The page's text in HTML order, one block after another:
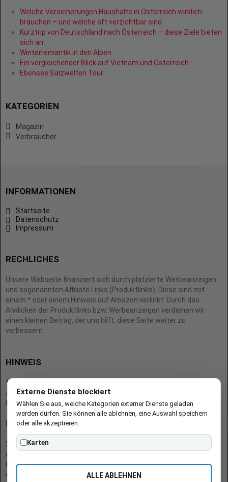
Welche Versicherungen Haushalte in Österreich wirklich
brauchen – und welche oft verzichtbar sind
Kurztrip von Deutschland nach Österreich – diese Ziele bieten
sich an
Winterromantik in den Alpen
Ein vergleichender Blick auf Vietnam und Österreich
Ebensee Salzwelten Tour
KATEGORIEN
Magazin
Verbraucher
INFORMATIONEN
Startseite
Datenschutz
Impressum
RECHLICHES
Unsere Webseite finanziert sich durch platzierte Werbeanzeigen
und sogenannten Affiliate Links (Produktlinks). Diese sind mit
einem * oder einem Hinweis auf Amazon verlinkt. Durch das
Anklicken der Produktlinks bzw. Werbeanzeigen verdienen wir
einen kleinen Betrag, der uns hilft, diese Seite weiter zu
verbessern.
HINWEIS
* = Afilliate-Link (=Werbung)
Als Amazon-Partner verdient der Seitenbetreiber an qualifizierten
Käufen.
Hinweis zu Preisen und Verfügbarkeiten
Sofern Produktpreise und Verfügbarkeiten angezeigt werden,
entsprechen diese dem angegebenen Stand (Datum/Uhrzeit) und
können sich auf der verlinkten Seite jederzeit ändern. Für den Kauf
eines Produkts gelten die Angaben zu Preis und Verfügbarkeit, die
Externe Dienste blockiert
Wählen Sie aus, welche Kategorien externer Dienste geladen
werden dürfen. Sie können alle ablehnen, eine Auswahl speichern
oder alle akzeptieren.
Karten
ALLE ABLEHNEN